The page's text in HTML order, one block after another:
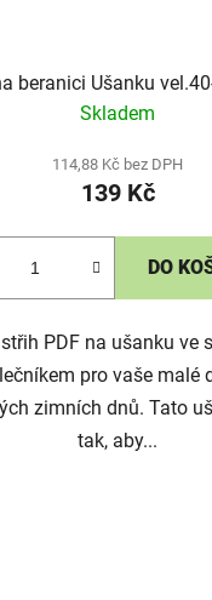
beranici Ušanku
Skladem
114,88 Kč bez DPH
139 Kč
DO
PDF na ušanku ve
pro vaše malé
zimních dnů. Tato
tak, aby...